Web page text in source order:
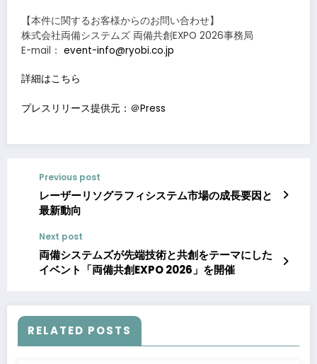
【本件に関するお客様からのお問い合わせ】
株式会社両備システムズ 両備共創EXPO 2026事務局
E-mail： event-info@ryobi.co.jp
詳細はこちら
プレスリリース提供元：＠Press
Previous post
レーザーリソグラフィシステム市場の成長要因と
最新動向
Next post
両備システムズが先端技術と共創をテーマにした
イベント「両備共創EXPO 2026」を開催
RELATED POSTS